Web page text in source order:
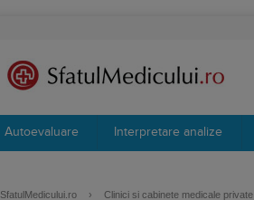
Autoevaluare Interpretare analize
SfatulMedicului.ro › Clinici si cabinete medicale private